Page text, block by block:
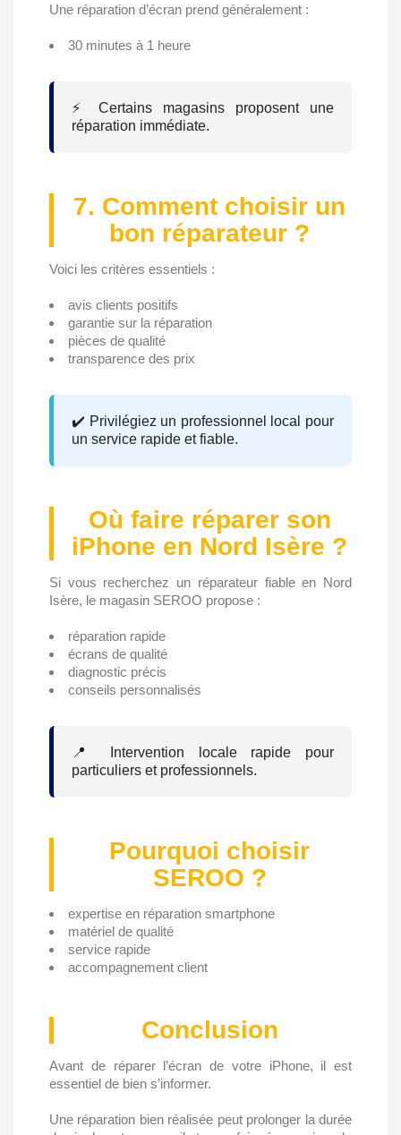
Une réparation d’écran prend généralement :
30 minutes à 1 heure
⚡ Certains magasins proposent une
réparation immédiate.
7. Comment choisir un
bon réparateur ?
Voici les critères essentiels :
avis clients positifs
garantie sur la réparation
pièces de qualité
transparence des prix
✔️ Privilégiez un professionnel local pour
un service rapide et fiable.
Où faire réparer son
iPhone en Nord Isère ?
Si vous recherchez un réparateur fiable en Nord
Isère, le magasin SEROO propose :
réparation rapide
écrans de qualité
diagnostic précis
conseils personnalisés
📍 Intervention locale rapide pour
particuliers et professionnels.
Pourquoi choisir
SEROO ?
expertise en réparation smartphone
matériel de qualité
service rapide
accompagnement client
Conclusion
Avant de réparer l’écran de votre iPhone, il est
essentiel de bien s’informer.
Une réparation bien réalisée peut prolonger la durée